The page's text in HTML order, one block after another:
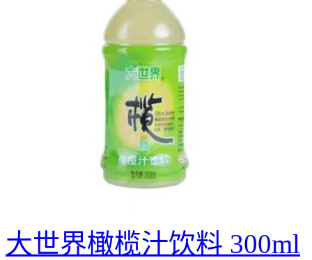
大世界橄榄汁饮料 300ml